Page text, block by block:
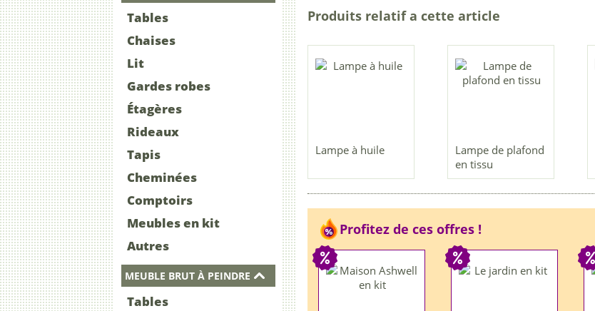
Tables
Chaises
Lit
Gardes robes
Étagères
Rideaux
Tapis
Cheminées
Comptoirs
Meubles en kit
Autres
MEUBLE BRUT À PEINDRE
Tables
Produits relatif a cette article
Lampe à huile
Lampe de plafond
en tissu
Profitez de ces offres !